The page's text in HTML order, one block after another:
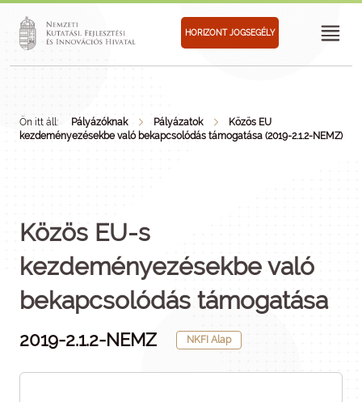
HORIZONT JOGSEGÉLY
Ön itt áll: Pályázóknak Pályázatok
Közös EU
kezdeményezésekbe való bekapcsolódás támogatása (2019-2.1.2-NEMZ)
Közös EU-s
kezdeményezésekbe való
bekapcsolódás támogatása
2019-2.1.2-NEMZ NKFI Alap